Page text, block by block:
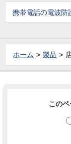
携帯電話の電波防
ホーム 製品
この